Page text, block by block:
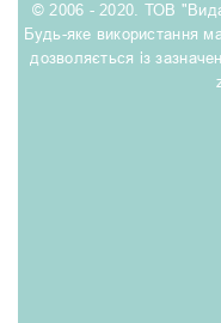
© 2006 - 2020. ТОВ
Будь-яке використання
дозволяється із